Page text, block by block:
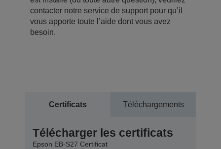
contacter notre service de support pour qu’il
vous apporte toute l’aide dont vous avez
besoin.
Certificats Téléchargements
Télécharger les certificats
Epson EB-S27 Certificat